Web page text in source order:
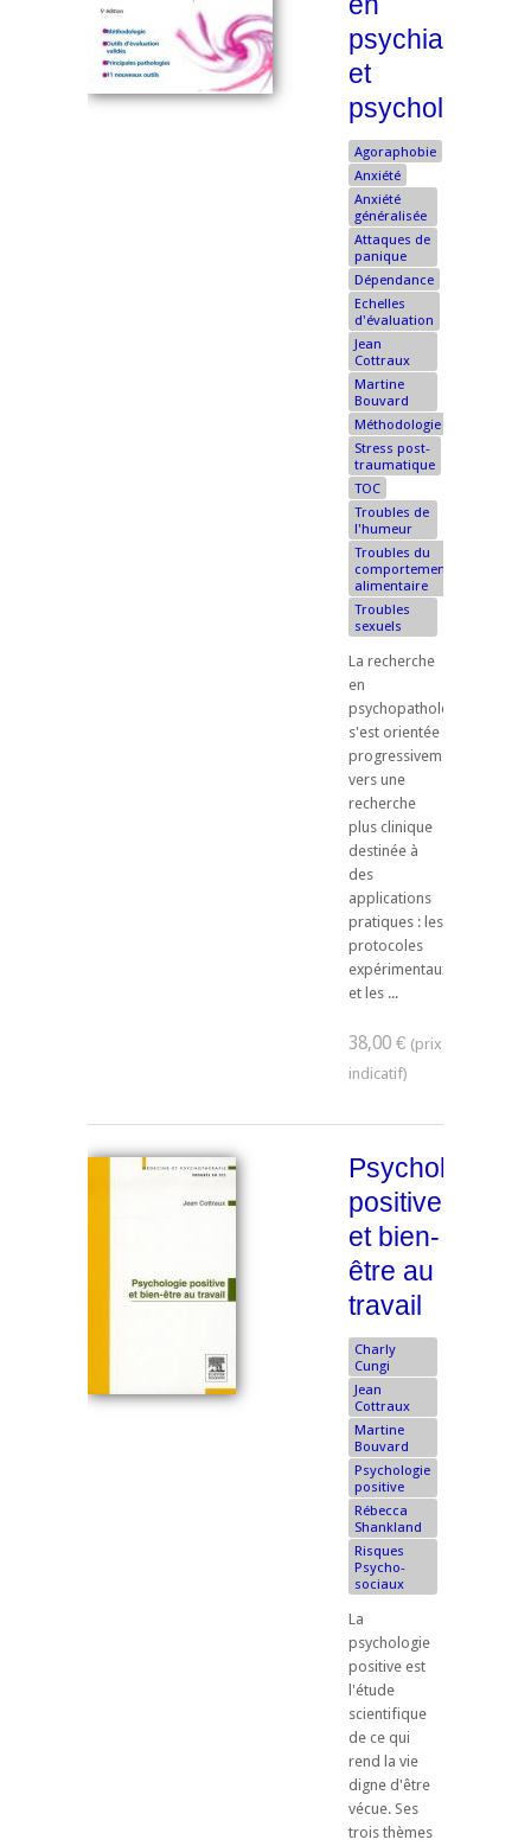
psychiatrie
et
psychologie
Agoraphobie
Anxiété
Anxiété
généralisée
Attaques de
panique
Dépendance
Echelles
d'évaluation
Jean
Cottraux
Martine
Bouvard
Méthodologie
Stress post-
traumatique
TOC
Troubles de
l'humeur
Troubles du
comportement
alimentaire
Troubles
sexuels
La recherche
en
psychopathologie
s'est orientée
progressivement
vers une
recherche
plus clinique
destinée à
des
applications
pratiques : les
protocoles
expérimentaux
et les ...
38,00 €
Psychologie
positive
et bien-
être au
travail
Charly
Cungi
Jean
Cottraux
Martine
Bouvard
Psychologie
positive
Rébecca
Shankland
Risques
Psycho-
sociaux
La
psychologie
positive est
l'étude
scientifique
de ce qui
rend la vie
digne d'être
vécue. Ses
trois thèmes